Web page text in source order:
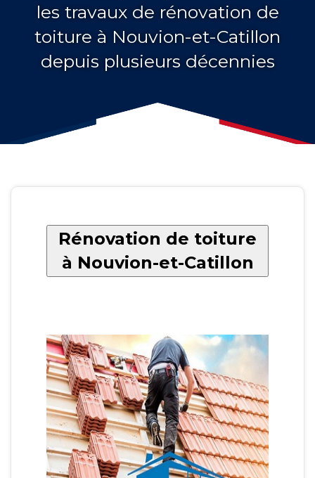
les travaux de rénovation de
toiture à Nouvion-et-Catillon
depuis plusieurs décennies
Rénovation de toiture
à Nouvion-et-Catillon